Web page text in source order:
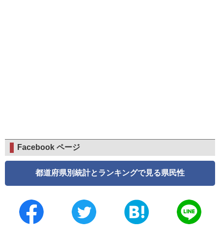
Facebook ページ
都道府県別統計とランキングで見る県民性